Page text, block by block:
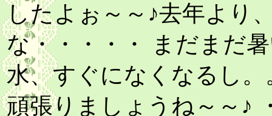
したよぉ～～♪去年より
な・・・・・ まだまだ
水、すぐになくなるし
頑張りましょうね～～♪